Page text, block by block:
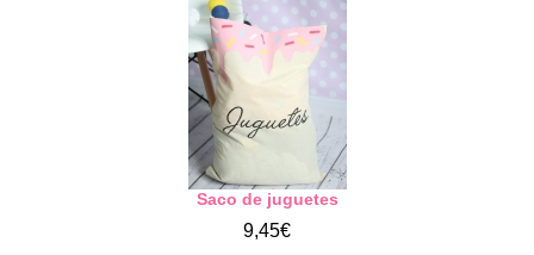
Saco de juguetes
9,45€